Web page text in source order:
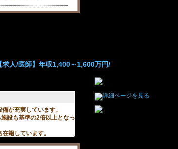
人/医師】年収1,400～1,600万円/
が充実しています。
設も基準の2倍以上となっ
籍しています。